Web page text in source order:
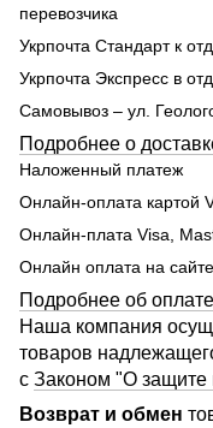
перевозчика
Укрпочта Стандарт к
Укрпочта Экспресс в
Самовывоз – ул.
Подробнее о
Наложенный платеж
Онлайн-оплата картой
Онлайн-плата Visa,
Онлайн оплата на
Подробнее об оплате
Наша компания
товаров
с Законом "О защите
Возврат и обмен